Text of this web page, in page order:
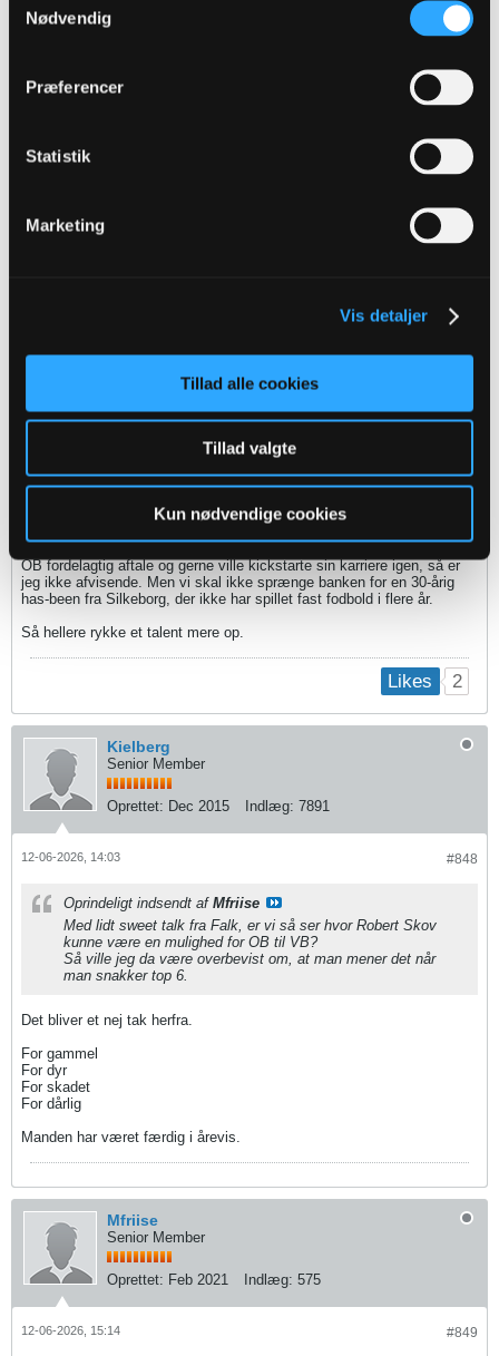
Nødvendig
Præferencer
Statistik
Marketing
Vis detaljer
Tillad alle cookies
Tillad valgte
Kun nødvendige cookies
Oprettet:
#846
Det er ikke nok. Han ved godt, han ikke skal til OB.
Klubben vil heller ikke betale de lønkroner, han forlanger. Der
Senior Member
#847
12-06-2026, 13:00
Robert Skov har ikke været på et ordentligt og stabilt niveau i årevis.
OB fordelagtig aftale og gerne ville kickstarte sin karriere igen, så er
jeg ikke afvisende. Men vi skal ikke sprænge banken for en 30-årig
has-been fra Silkeborg, der ikke har spillet fast fodbold i flere år.
Så hellere rykke et talent mere op.
Likes 2
Kielberg
Senior Member
Oprettet: Dec 2015 Indlæg: 7891
#848
12-06-2026, 14:03
Oprindeligt indsendt af Mfriise
Med lidt sweet talk fra Falk, er vi så ser hvor Robert Skov
kunne være en mulighed for OB til VB?
Så ville jeg da være overbevist om, at man mener det når
man snakker top 6.
Det bliver et nej tak herfra.
For gammel
For dyr
For skadet
For dårlig
Manden har været færdig i årevis.
Mfriise
Senior Member
Oprettet: Feb 2021 Indlæg: 575
#849
12-06-2026, 15:14